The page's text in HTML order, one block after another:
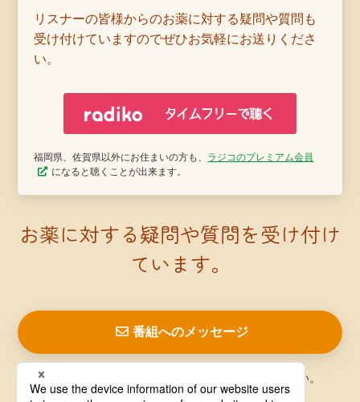
リスナーの皆様からのお薬に対する疑問や質問も
受け付けていますのでぜひお気軽にお送りくださ
い。
福岡県、佐賀県以外にお住まいの方も、 ラジコのプレミアム会員
になると聴くことが出来ます。
お薬に対する疑問や質問を受け付け
ています。
番組へのメッセージ
お薬の疑問や質問を番組までお気軽にお寄せください。